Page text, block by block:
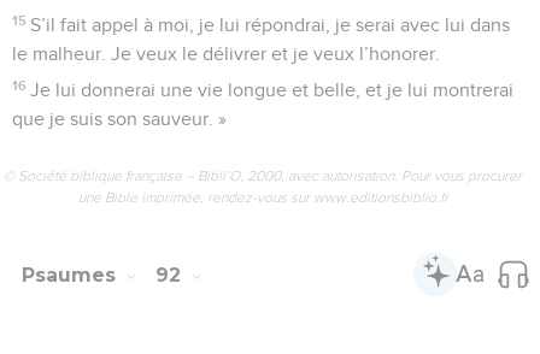
15 S’il fait appel à moi, je lui répondrai, je serai avec lui dans
le malheur. Je veux le délivrer et je veux l’honorer.
16 Je lui donnerai une vie longue et belle, et je lui montrerai
que je suis son sauveur. »
© Société biblique française – Bibli’O, 2000, avec autorisation. Pour vous procurer
une Bible imprimée, rendez-vous sur www.editionsbiblio.fr
Psaumes 92